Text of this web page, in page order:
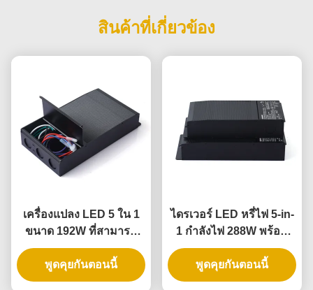
สินค้าที่เกี่ยวข้อง
เครื่องแปลง LED 5 ใน 1
ขนาด 192W ที่สามารถ
ปรับความเข้มข้นได้ พร้อม
การจัดอันดับ IP65 สําหรับ
การใช้งานปรับความเข้ม
พูดคุยกันตอนนี้
ไดรเวอร์ LED หรี่ไฟ 5-in-
1 กำลังไฟ 288W พร้อม
ระดับ IP65 สำหรับการใช้
งานไฟส่องสว่างทั่วไป
พูดคุยกันตอนนี้